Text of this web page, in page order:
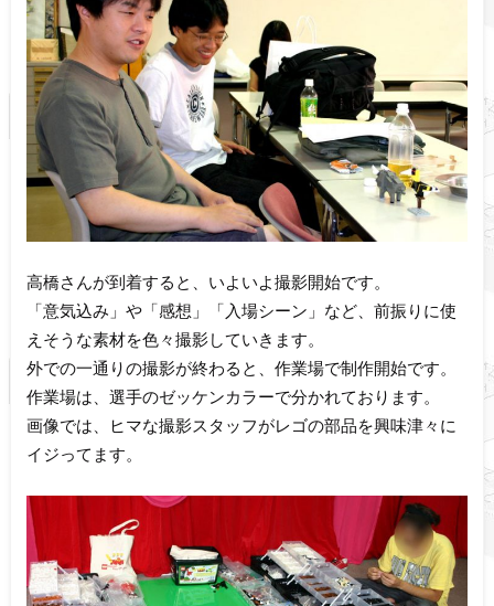
高橋さんが到着すると、いよいよ撮影開始です。
「意気込み」や「感想」「入場シーン」など、前振りに使
えそうな素材を色々撮影していきます。
外での一通りの撮影が終わると、作業場で制作開始です。
作業場は、選手のゼッケンカラーで分かれております。
画像では、ヒマな撮影スタッフがレゴの部品を興味津々に
イジってます。